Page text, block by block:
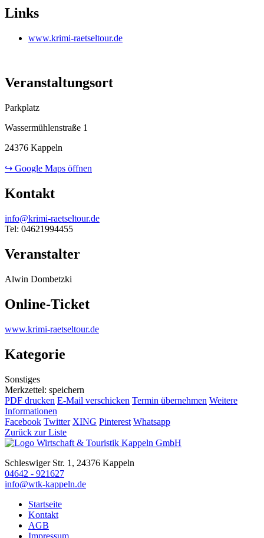
Links
www.krimi-raetseltour.de
Veranstaltungsort
Parkplatz
Wassermühlenstraße 1
24376 Kappeln
↪ Google Maps öffnen
Kontakt
info@krimi-raetseltour.de
Tel: 04621994455
Veranstalter
Alwin Dombetzki
Online-Ticket
www.krimi-raetseltour.de
Kategorie
Sonstiges
Merkzettel: speichern
PDF drucken E-Mail verschicken Termin übernehmen Weitere
Informationen
Facebook Twitter XING Pinterest Whatsapp
Zurück zur Liste
Schleswiger Str. 1, 24376 Kappeln
04642 - 921627
info@wtk-kappeln.de
Startseite
Kontakt
AGB
Impressum